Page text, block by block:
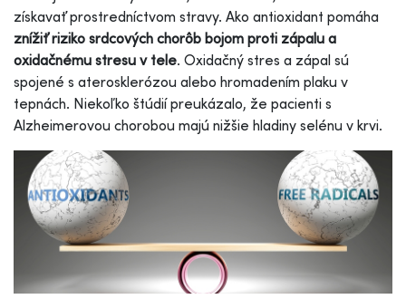
získavať prostredníctvom stravy. Ako antioxidant pomáha
znížiť riziko srdcových chorôb bojom proti zápalu a
oxidačnému stresu v tele. Oxidačný stres a zápal sú
spojené s aterosklerózou alebo hromadením plaku v
tepnách. Niekoľko štúdií preukázalo, že pacienti s
Alzheimerovou chorobou majú nižšie hladiny selénu v krvi.